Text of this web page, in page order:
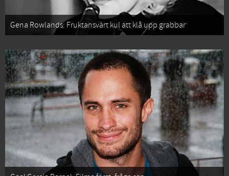
Gena Rowlands: Fruktansvärt kul att klå upp grabbar